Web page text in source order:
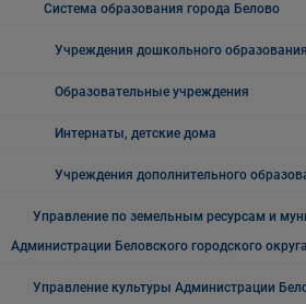
Система образования города Белово
Учреждения дошкольного образования
Образовательные учреждения
Интернаты, детские дома
Учреждения дополнительного
Управление по земельным ресурсам и
Администрации Беловского городского округа
Управление культуры Администрации